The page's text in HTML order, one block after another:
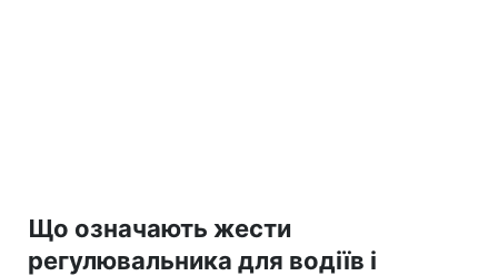
Що означають жести
регулювальника для водіїв і